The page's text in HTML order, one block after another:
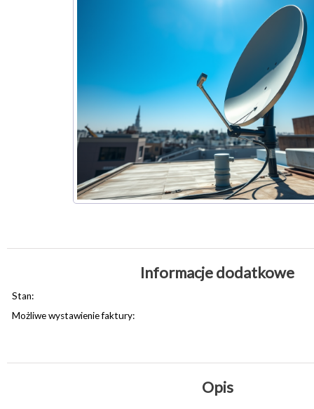
Informacje dodatkowe
Stan:
Możliwe wystawienie faktury:
Opis